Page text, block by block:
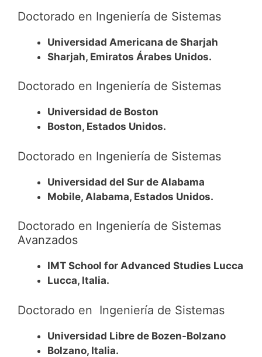
Doctorado en Ingeniería de Sistemas
Universidad Americana de Sharjah
Sharjah, Emiratos Árabes Unidos.
Doctorado en Ingeniería de Sistemas
Universidad de Boston
Boston, Estados Unidos.
Doctorado en Ingeniería de Sistemas
Universidad del Sur de Alabama
Mobile, Alabama, Estados Unidos.
Doctorado en Ingeniería de Sistemas
Avanzados
IMT School for Advanced Studies Lucca
Lucca, Italia.
Doctorado en Ingeniería de Sistemas
Universidad Libre de Bozen-Bolzano
Bolzano, Italia.